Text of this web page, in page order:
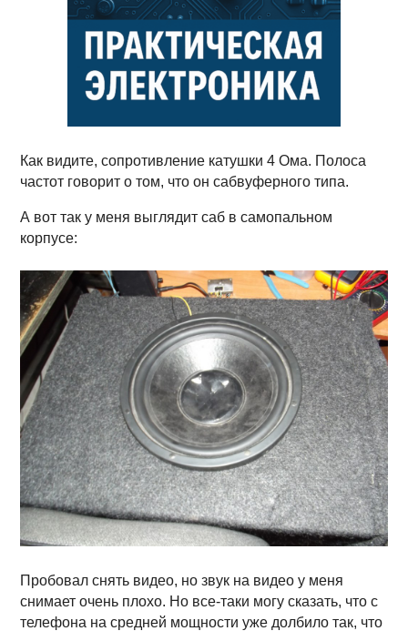
Как видите, сопротивление катушки 4 Ома. Полоса
частот говорит о том, что он сабвуферного типа.
А вот так у меня выглядит саб в самопальном
корпусе:
Пробовал снять видео, но звук на видео у меня
снимает очень плохо. Но все-таки могу сказать, что с
телефона на средней мощности уже долбило так, что